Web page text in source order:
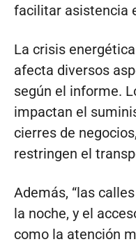
facilitar asistencia
La crisis
afecta diversos
según el informe.
impactan el
cierres de
restringen el
Además, “las
la noche, y el
como la atención